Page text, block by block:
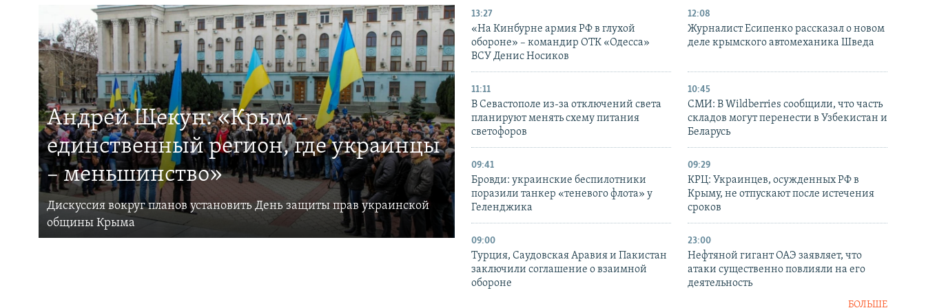
Андрей Щекун: «Крым –
единственный регион, где украинцы
– меньшинство»
Дискуссия вокруг планов установить День защиты прав украинской
общины Крыма
13:27
«На Кинбурне армия РФ в глухой
обороне» – командир ОТК «Одесса»
ВСУ Денис Носиков
12:08
Журналист Есипенко рассказал о новом
деле крымского автомеханика Шведа
11:11
В Севастополе из-за отключений света
планируют менять схему питания
светофоров
10:45
СМИ: В Wildberries сообщили, что часть
складов могут перенести в Узбекистан и
Беларусь
09:41
Бровди: украинские беспилотники
поразили танкер «теневого флота» у
Геленджика
09:29
КРЦ: Украинцев, осужденных РФ в
Крыму, не отпускают после истечения
сроков
09:00
Турция, Саудовская Аравия и Пакистан
заключили соглашение о взаимной
обороне
23:00
Нефтяной гигант ОАЭ заявляет, что
атаки существенно повлияли на его
деятельность
БОЛЬШЕ